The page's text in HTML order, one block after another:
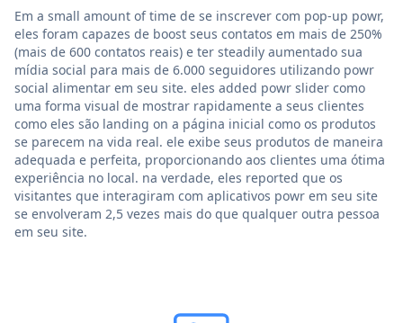
Em a small amount of time de se inscrever com pop-up powr,
eles foram capazes de boost seus contatos em mais de 250%
(mais de 600 contatos reais) e ter steadily aumentado sua
mídia social para mais de 6.000 seguidores utilizando powr
social alimentar em seu site. eles added powr slider como
uma forma visual de mostrar rapidamente a seus clientes
como eles são landing on a página inicial como os produtos
se parecem na vida real. ele exibe seus produtos de maneira
adequada e perfeita, proporcionando aos clientes uma ótima
experiência no local. na verdade, eles reported que os
visitantes que interagiram com aplicativos powr em seu site
se envolveram 2,5 vezes mais do que qualquer outra pessoa
em seu site.